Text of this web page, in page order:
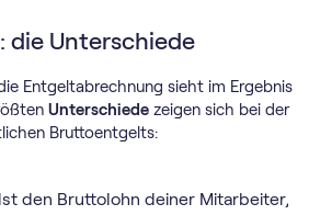
die Unterschiede
Entgeltabrechnung sieht im Ergebnis
Unterschiede zeigen sich bei der
Bruttoentgelts:
den Bruttolohn deiner Mitarbeiter,